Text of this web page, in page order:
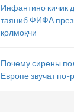
Инфантино кичик
таяниб ФИФА
қолмоқчи
Почему сирены
Европе звучат по-